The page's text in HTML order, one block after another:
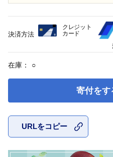
在庫： ○
寄付をす
URLをコピー
決済方法
クレジット
カード